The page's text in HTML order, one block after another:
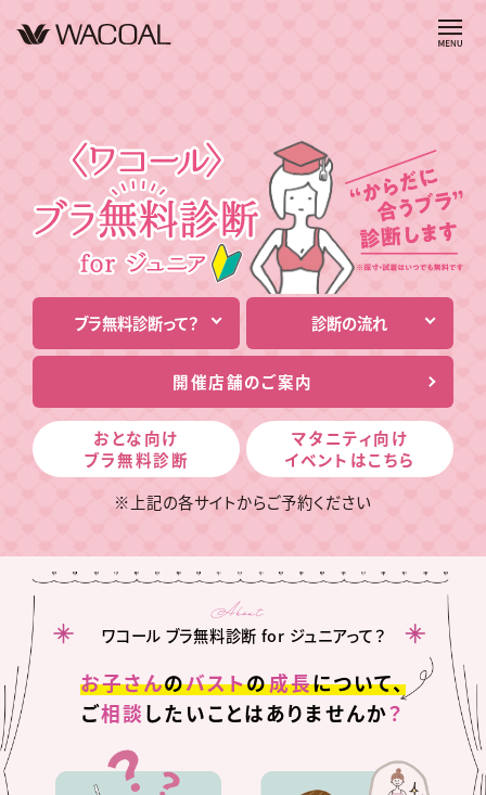
ブラ無料診断って？ 診断の流れ
開催店舗のご案内
おとな向け
ブラ無料診断
マタニティ向け
イベントはこちら
About
ワコール ブラ無料診断 for ジュニアって？
お子さんのバストの成長について、
ご相談したいことはありませんか？